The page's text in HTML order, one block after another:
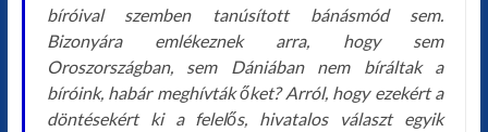
bíróival szemben tanúsított bánásmód sem.
Bizonyára emlékeznek arra, hogy sem
Oroszországban, sem Dániában nem bíráltak a
bíróink, habár meghívták őket? Arról, hogy ezekért a
döntésekért ki a felelős, hivatalos választ egyik